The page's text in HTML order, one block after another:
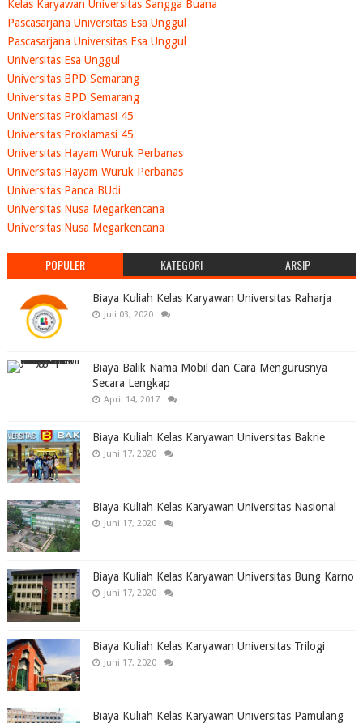
Kelas Karyawan Universitas Sangga Buana
Pascasarjana Universitas Esa Unggul
Pascasarjana Universitas Esa Unggul
Universitas Esa Unggul
Universitas BPD Semarang
Universitas BPD Semarang
Universitas Proklamasi 45
Universitas Proklamasi 45
Universitas Hayam Wuruk Perbanas
Universitas Hayam Wuruk Perbanas
Universitas Panca BUdi
Universitas Nusa Megarkencana
Universitas Nusa Megarkencana
POPULER KATEGORI ARSIP
Biaya Kuliah Kelas Karyawan Universitas Raharja
Juli 03, 2020
Biaya Balik Nama Mobil dan Cara Mengurusnya
Secara Lengkap
April 14, 2017
Biaya Kuliah Kelas Karyawan Universitas Bakrie
Juni 17, 2020
Biaya Kuliah Kelas Karyawan Universitas Nasional
Juni 17, 2020
Biaya Kuliah Kelas Karyawan Universitas Bung Karno
Juni 17, 2020
Biaya Kuliah Kelas Karyawan Universitas Trilogi
Juni 17, 2020
Biaya Kuliah Kelas Karyawan Universitas Pamulang